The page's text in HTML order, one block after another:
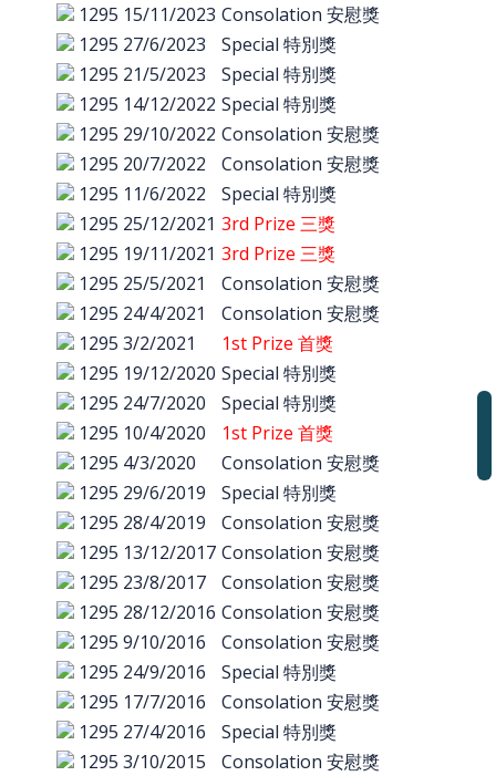
1295 15/11/2023 Consolation 安慰獎
1295 27/6/2023
Special 特別獎
1295 21/5/2023
Special 特別獎
1295 14/12/2022 Special 特別獎
1295 29/10/2022 Consolation 安慰獎
1295 20/7/2022
Consolation 安慰獎
1295 11/6/2022
Special 特別獎
1295 25/12/2021 3rd Prize 三獎
1295 19/11/2021 3rd Prize 三獎
1295 25/5/2021
Consolation 安慰獎
1295 24/4/2021
Consolation 安慰獎
1295 3/2/2021
1st Prize 首獎
1295 19/12/2020 Special 特別獎
1295 24/7/2020
Special 特別獎
1295 10/4/2020
1st Prize 首獎
1295 4/3/2020
Consolation 安慰獎
1295 29/6/2019
Special 特別獎
1295 28/4/2019
Consolation 安慰獎
1295 13/12/2017 Consolation 安慰獎
1295 23/8/2017
Consolation 安慰獎
1295 28/12/2016 Consolation 安慰獎
1295 9/10/2016
Consolation 安慰獎
1295 24/9/2016
Special 特別獎
1295 17/7/2016
Consolation 安慰獎
1295 27/4/2016
Special 特別獎
1295 3/10/2015
Consolation 安慰獎